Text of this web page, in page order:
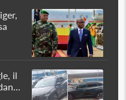
il